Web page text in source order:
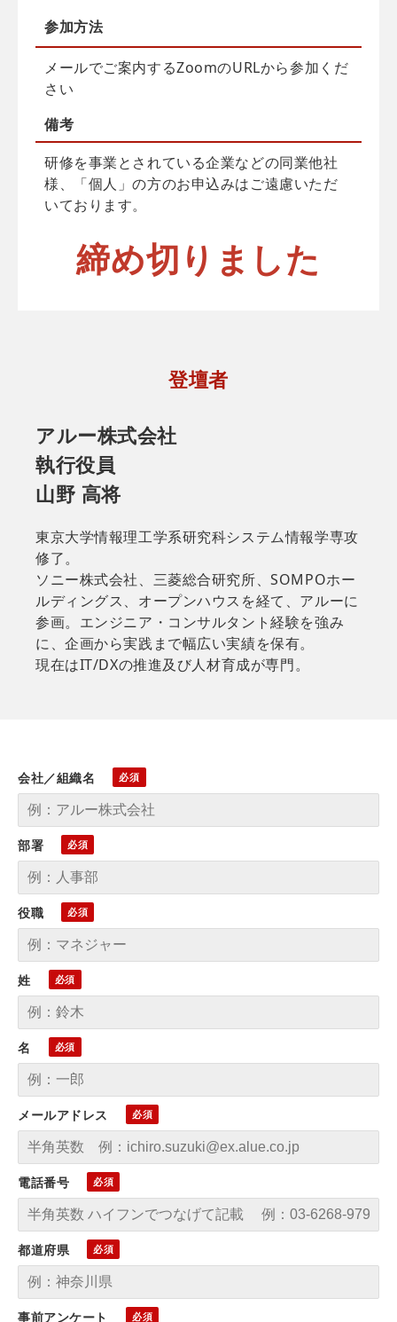
参加方法
メールでご案内するZoomのURLから参加くだ
さい
備考
研修を事業とされている企業などの同業他社
様、「個人」の方のお申込みはご遠慮いただ
いております。
締め切りました
登壇者
アルー株式会社
執行役員
山野 高将
東京大学情報理工学系研究科システム情報学専攻
修了。
ソニー株式会社、三菱総合研究所、SOMPOホー
ルディングス、オープンハウスを経て、アルーに
参画。エンジニア・コンサルタント経験を強み
に、企画から実践まで幅広い実績を保有。
現在はIT/DXの推進及び人材育成が専門。
会社／組織名
部署
役職
姓
名
メールアドレス
電話番号
都道府県
事前アンケート